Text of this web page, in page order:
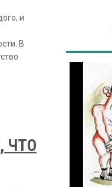
и
В
ЧТО